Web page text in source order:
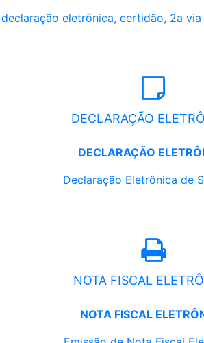
eletrônica, certidão, 2a via
DECLARAÇÃO
DECLARAÇÃO
Declaração Eletrônica de
NOTA FISCAL
NOTA FISCAL